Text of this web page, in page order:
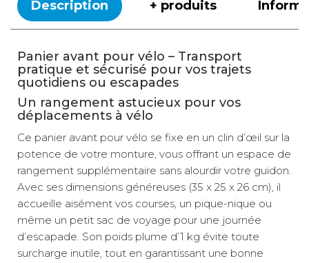
Description + produits
Panier avant pour vélo – Transport
pratique et sécurisé pour vos trajets
quotidiens ou escapades
Un rangement astucieux pour vos
déplacements à vélo
Ce panier avant pour vélo se fixe en un clin d’œil sur la
potence de votre monture, vous offrant un espace de
rangement supplémentaire sans alourdir votre guidon.
Avec ses dimensions généreuses (35 x 25 x 26 cm), il
accueille aisément vos courses, un pique-nique ou
même un petit sac de voyage pour une journée
d’escapade. Son poids plume d’1 kg évite toute
surcharge inutile, tout en garantissant une bonne